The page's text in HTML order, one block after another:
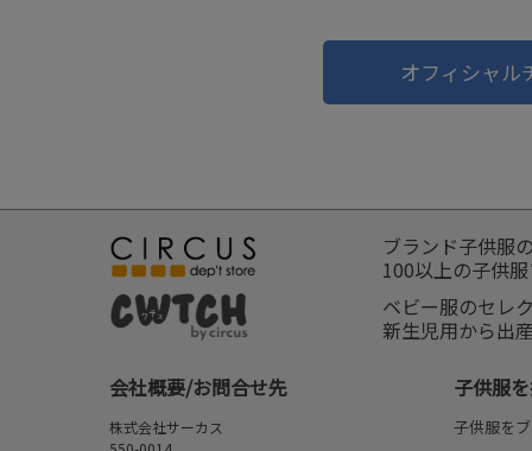
オフィシャル
ブランド子供服
100以上の子供服
ベビー服のセレ
新生児用から出
会社概要/お問合せ先
株式会社サーカス
子供服
子供服を